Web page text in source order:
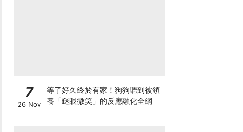
7
26 Nov
等了好久終於有家！狗狗聽到被領
養「瞇眼微笑」的反應融化全網